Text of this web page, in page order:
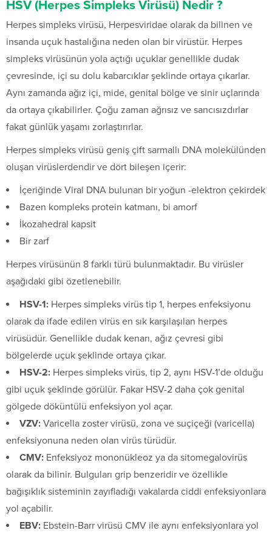
HSV (Herpes Simpleks Virüsü) Nedir ?
Herpes simpleks virüsü, Herpesviridae olarak da bilinen ve
insanda uçuk hastalığına neden olan bir virüstür. Herpes
simpleks virüsünün yola açtığı uçuklar genellikle dudak
çevresinde, içi su dolu kabarcıklar şeklinde ortaya çıkarlar.
Aynı zamanda ağız içi, mide, genital bölge ve sinir uçlarında
da ortaya çıkabilirler. Çoğu zaman ağrısız ve sancısızdırlar
fakat günlük yaşamı zorlaştırırlar.
Herpes simpleks virüsü geniş çift sarmallı DNA molekülünden
oluşan virüslerdendir ve dört bileşen içerir:
İçeriğinde Viral DNA bulunan bir yoğun -elektron çekirdek
Bazen kompleks protein katmanı, bi amorf
İkozahedral kapsit
Bir zarf
Herpes virüsünün 8 farklı türü bulunmaktadır. Bu virüsler
aşağıdaki gibi özetlenebilir.
HSV-1: Herpes simpleks virüs tip 1, herpes enfeksiyonu
olarak da ifade edilen virüs en sık karşılaşılan herpes
virüsüdür. Genellikle dudak kenarı, ağız çevresi gibi
bölgelerde uçuk şeklinde ortaya çıkar.
HSV-2: Herpes simpleks virüs, tip 2, aynı HSV-1’de olduğu
gibi uçuk şeklinde görülür. Fakar HSV-2 daha çok genital
gölgede döküntülü enfeksiyon yol açar.
VZV: Varicella zoster virüsü, zona ve suçiçeği (varicella)
enfeksiyonuna neden olan virüs türüdür.
CMV: Enfeksiyoz mononükleoz ya da sitomegalovirüs
olarak da bilinir. Bulguları grip benzeridir ve özellikle
bağışıklık sisteminin zayıfladığı vakalarda ciddi enfeksiyonlara
yol açabilir.
EBV: Ebstein-Barr virüsü CMV ile aynı enfeksiyonlara yol